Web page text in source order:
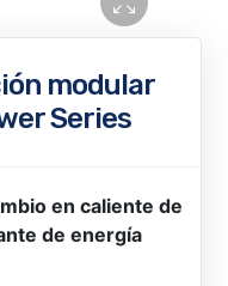
modular
Series
en caliente de
de energía